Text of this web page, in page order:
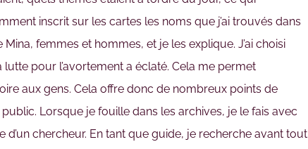
inscrit sur les cartes les noms que j’ai trouvés dans
femmes et hommes, et je les explique. J’ai choisi
lutte pour l’avortement a éclaté. Cela me permet
aux gens. Cela offre donc de nombreux points de
Lorsque je fouille dans les archives, je le fais avec
chercheur. En tant que guide, je recherche avant tout